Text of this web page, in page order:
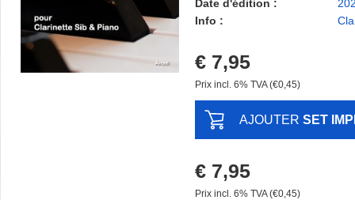
Date d'édition :
Info :
€ 7,95
Prix ​​incl. 6% TVA (€0,45)
AJOUTER SET
€ 7,95
Prix ​​incl. 6% TVA (€0,45)